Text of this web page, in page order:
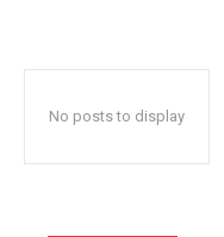
No posts to display